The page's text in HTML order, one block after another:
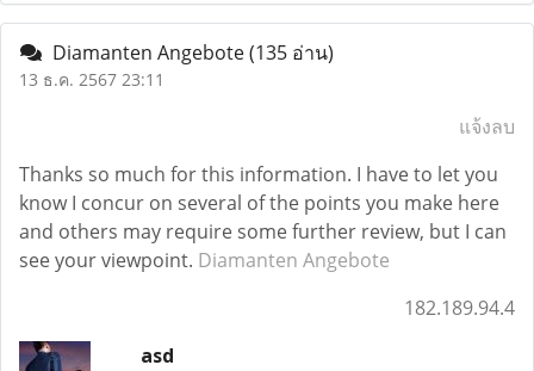
Diamanten Angebote(135 อ่าน)
13 ธ.ค. 2567 23:11
แจ้งลบ
Thanks so much for this information. I have to let you
know I concur on several of the points you make here
and others may require some further review, but I can
see your viewpoint. Diamanten Angebote
182.189.94.4
asd